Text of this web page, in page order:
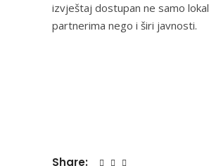
izvještaj dostupan ne samo
partnerima nego i širi javnosti.
Share: